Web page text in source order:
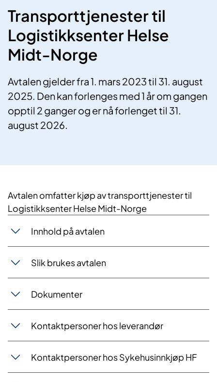
Transporttjenester til
Logistikksenter Helse
Midt-Norge
Avtalen gjelder fra 1. mars 2023 til 31. august
2025. Den kan forlenges med 1 år om gangen
opptil 2 ganger og er nå forlenget til 31.
august 2026.
Avtalen omfatter kjøp av transporttjenester til
Logistikksenter Helse Midt-Norge
Innhold på avtalen
Slik brukes avtalen
Dokumenter
Kontaktpersoner hos leverandør
Kontaktpersoner hos Sykehusinnkjøp HF